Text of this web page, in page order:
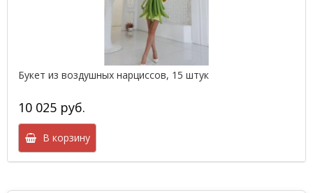
Букет из воздушных нарциссов, 15 штук
10 025 руб.
В корзину